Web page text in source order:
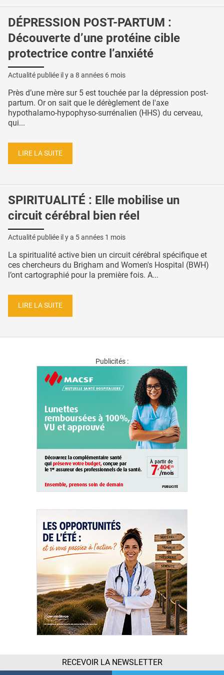
DÉPRESSION POST-PARTUM :
Découverte d’une protéine cible
protectrice contre l’anxiété
Actualité publiée il y a 8 années 6 mois
Près d’une mère sur 5 est touchée par la dépression post-
partum. Or on sait que le dérèglement de l'axe
hypothalamo-hypophyso-surrénalien (HHS) du cerveau,
qui...
LIRE LA SUITE
SPIRITUALITÉ : Elle mobilise un
circuit cérébral bien réel
Actualité publiée il y a 5 années 1 mois
La spiritualité active bien un circuit cérébral spécifique et
ces chercheurs du Brigham and Women's Hospital (BWH)
l’ont cartographié pour la première fois. A...
LIRE LA SUITE
Publicités :
RECEVOIR LA NEWSLETTER